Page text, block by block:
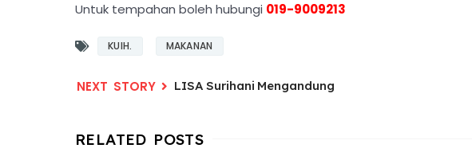
Untuk tempahan boleh hubungi 019-9009213
KUIH. MAKANAN
LISA Surihani Mengandung